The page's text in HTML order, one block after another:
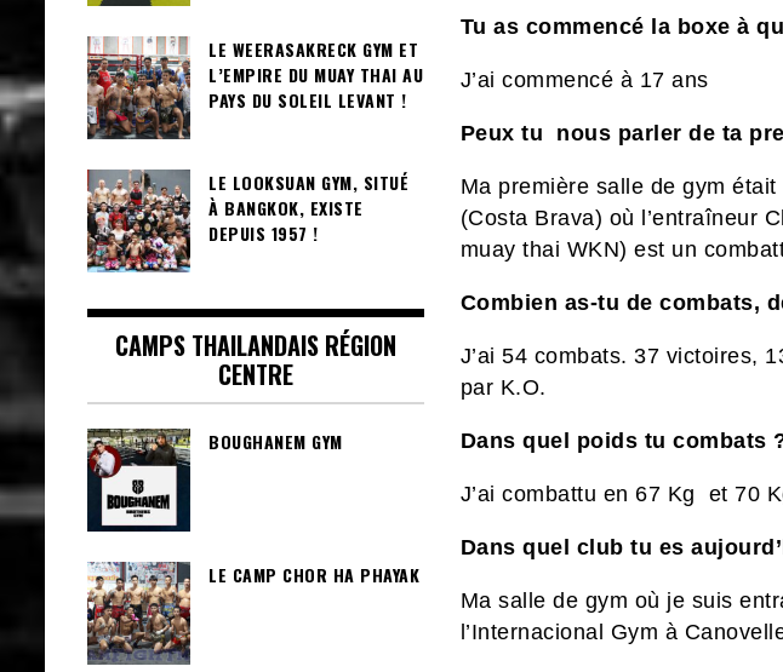
Tu as commencé la boxe à
J’ai commencé à 17 ans
Peux tu nous parler de ta
Ma première salle de gym
(Costa Brava) où l’entraîneur
muay thai WKN) est un
Combien as-tu de combats,
J’ai 54 combats. 37 victoires,
par K.O.
Dans quel poids tu combats
J’ai combattu en 67 Kg et 70
Dans quel club tu es
Ma salle de gym où je suis
l’Internacional Gym à
LE WEERASAKRECK GYM ET
L’EMPIRE DU MUAY THAI AU
PAYS DU SOLEIL LEVANT !
LE LOOKSUAN GYM, SITUÉ
À BANGKOK, EXISTE
DEPUIS 1957 !
CAMPS THAILANDAIS RÉGION
CENTRE
BOUGHANEM GYM
LE CAMP CHOR HA PHAYAK